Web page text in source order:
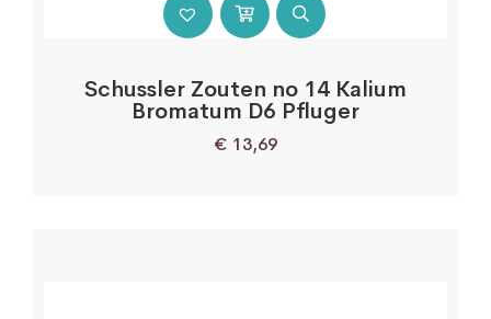
Schussler Zouten no 14 Kalium
Bromatum D6 Pfluger
€ 13,69